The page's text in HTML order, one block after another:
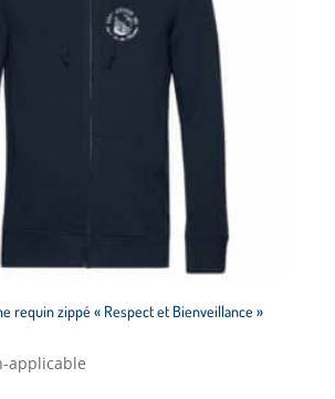
requin zippé « Respect et Bienveillance »
applicable